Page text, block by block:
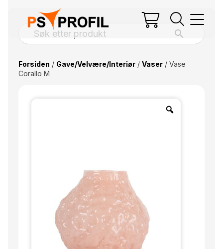
Forsiden / Gave/Velvære/Interiør/ Vaser/ Vase
Corallo M